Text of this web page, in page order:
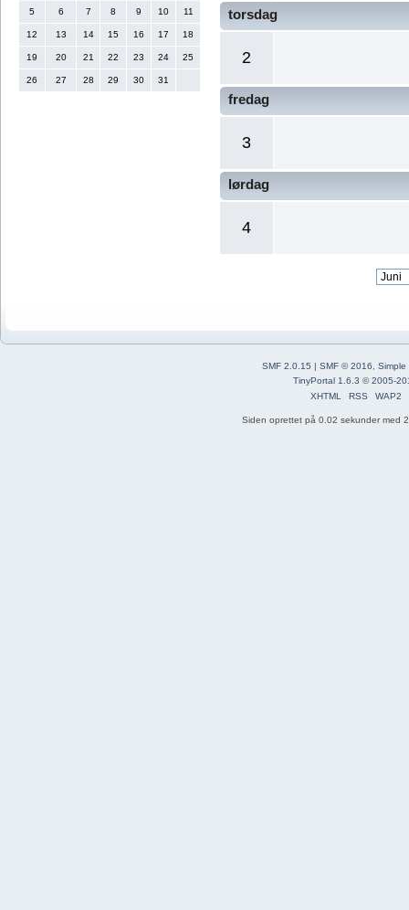
5 6 7 8 9 10 11
12 13 14 15 16 17 18
19 20 21 22 23 24 25
26 27 28 29 30 31
torsdag
2
fredag
3
lørdag
4
SMF 2.0.15 | SMF © 2016
Simple
TinyPortal 1.6.3 ©2005-
XHTML
RSS WAP2
Siden oprettet på 0.02 sekunder med